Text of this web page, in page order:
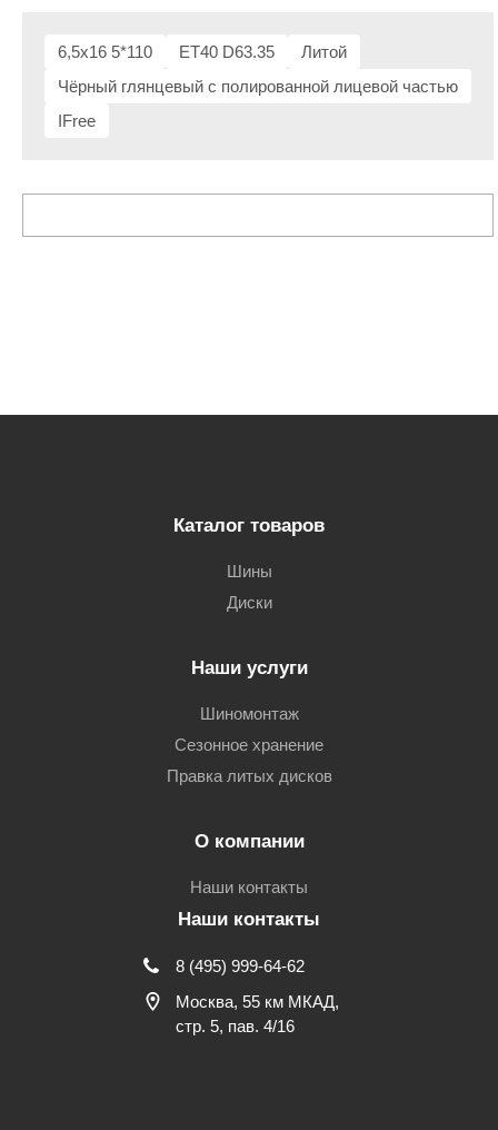
6,5x16 5*110 ET40 D63.35
Литой
Чёрный глянцевый с полированной лицевой частью
IFree
Каталог товаров
Шины
Диски
Наши услуги
Шиномонтаж
Сезонное хранение
Правка литых дисков
О компании
Наши контакты
Наши контакты
8 (495) 999-64-62
Москва, 55 км МКАД,
стр. 5, пав. 4/16